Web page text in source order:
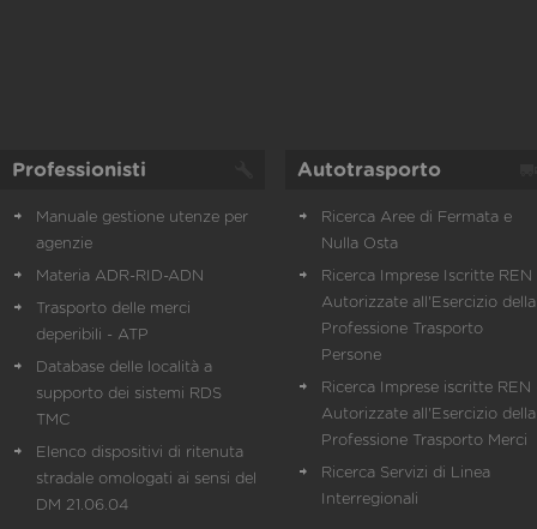
Professionisti
Manuale gestione utenze per
agenzie
Materia ADR-RID-ADN
Trasporto delle merci
deperibili - ATP
Database delle località a
supporto dei sistemi RDS
TMC
Elenco dispositivi di ritenuta
stradale omologati ai sensi del
DM 21.06.04
Autotrasporto
Ricerca Aree di Fermata e
Nulla Osta
Ricerca Imprese Iscritte REN
Autorizzate all'Esercizio della
Professione Trasporto
Persone
Ricerca Imprese iscritte REN
Autorizzate all'Esercizio della
Professione Trasporto Merci
Ricerca Servizi di Linea
Interregionali